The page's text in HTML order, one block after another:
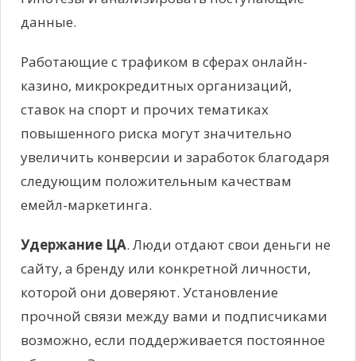
данные.
Работающие с трафиком в сферах онлайн-
казино, микрокредитных организаций,
ставок на спорт и прочих тематиках
повышенного риска могут значительно
увеличить конверсии и заработок благодаря
следующим положительным качествам
емейл-маркетинга.
Удержание ЦА. Люди отдают свои деньги не
сайту, а бренду или конкретной личности,
которой они доверяют. Установление
прочной связи между вами и подписчиками
возможно, если поддерживается постоянное